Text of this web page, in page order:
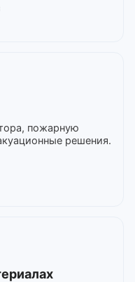
пожарную
решения.